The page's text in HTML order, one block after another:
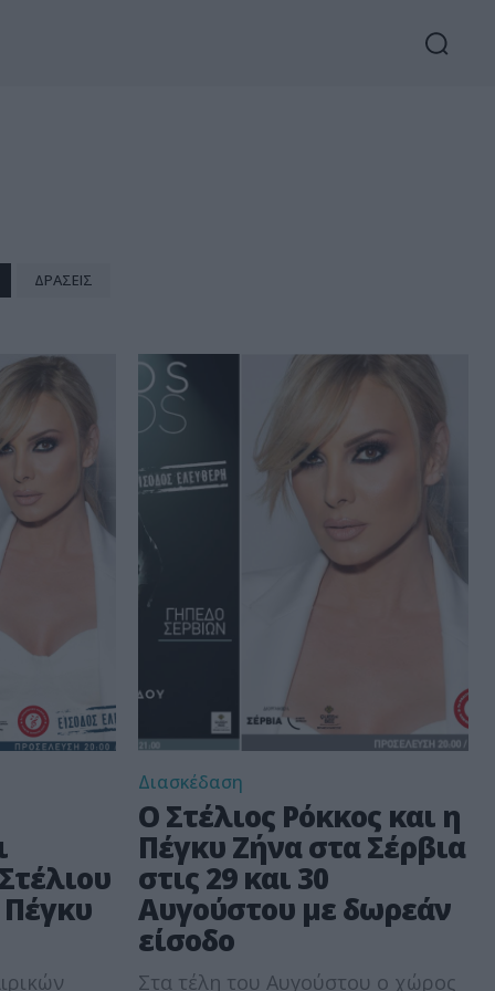
ΔΡΆΣΕΙΣ
Πέγκυ
Διασκέδαση
Ο Στέλιος Ρόκκος και η
Πέγκυ Ζήνα στα Σέρβια
στις 29 και 30
Αυγούστου με δωρεάν
είσοδο
Στα τέλη του Αυγούστου ο χώρος